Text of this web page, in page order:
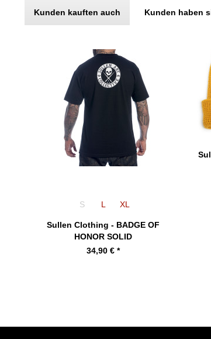
Kunden kauften auch Kunden haben
S L XL
Sullen Clothing - BADGE OF
HONOR SOLID
34,90 € *